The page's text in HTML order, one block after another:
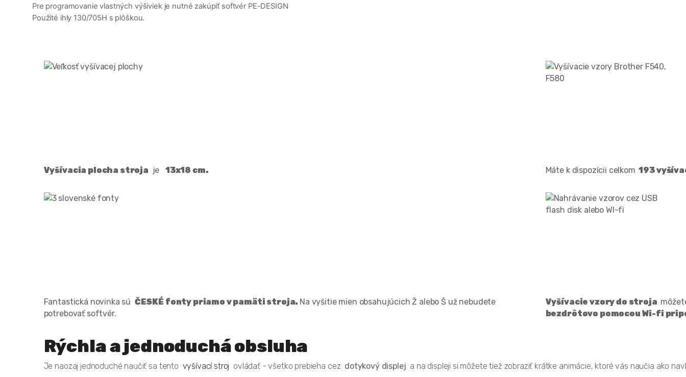
Pre programovanie vlastných výšiviek je nutné zakúpiť softvér PE-DESIGN
Použité ihly 130/705H s plôškou.
Vyšívacia plocha stroja je 13x18 cm. Máte k dispozícii celkom 193
Fantastická novinka sú ČESKÉ fonty priamo v pamäti stroja. Na vyšitie mien obsahujúcich Ž alebo Š už nebudete
potrebovať softvér.
Vyšívacie vzory do stroja
bezdrôtovo pomocou Wi-fi
Rýchla a jednoduchá obsluha
Je naozaj jednoduché naučiť sa tento vyšívací stroj ovládať - všetko prebieha cez dotykový displej a na displeji si môžete tiež zobraziť krátke animácie, ktoré vás naučia ako